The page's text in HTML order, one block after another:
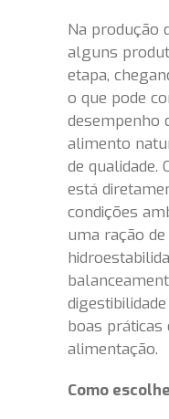
Na produção
alguns
etapa,
o que pode
desempenho
alimento
de qualidade.
está
condições
uma ração
boas práticas
alimentação.
Como